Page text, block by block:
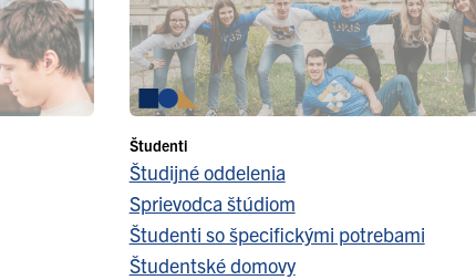
Študenti
Študijné oddelenia
Sprievodca štúdiom
Študenti so špecifickými potrebami
Študentské domovy